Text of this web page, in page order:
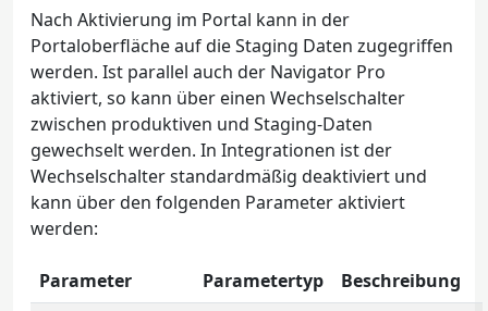
Nach Aktivierung im Portal kann in der
Portaloberfläche auf die Staging Daten zugegriffen
werden. Ist parallel auch der Navigator Pro
aktiviert, so kann über einen Wechselschalter
zwischen produktiven und Staging-Daten
gewechselt werden. In Integrationen ist der
Wechselschalter standardmäßig deaktiviert und
kann über den folgenden Parameter aktiviert
werden:
Parameter Parametertyp
Beschreibung